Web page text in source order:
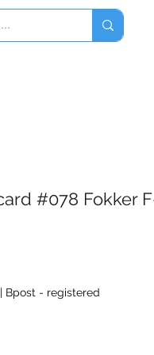
#078 Fokker
Bpost - registered